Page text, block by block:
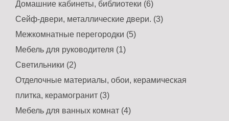
Домашние кабинеты, библиотеки (6)
Сейф-двери, металлические двери. (3)
Межкомнатные перегородки (5)
Мебель для руководителя (1)
Светильники (2)
Отделочные материалы, обои, керамическая
плитка, керамогранит (3)
Мебель для ванных комнат (4)